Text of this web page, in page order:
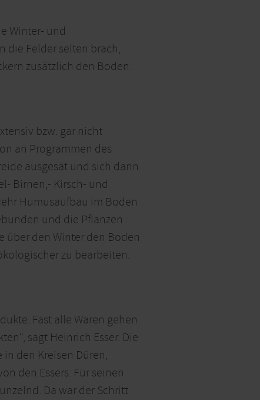
Winter- und
die Felder selten brach,
zusätzlich den Boden.
bzw. gar nicht
an Programmen des
ausgesät und sich dann
Birnen,- Kirsch- und
Humusaufbau im Boden
und die Pflanzen
über den Winter den Boden
zu bearbeiten.
Fast alle Waren gehen
sagt Heinrich Esser. Die
den Kreisen Düren,
den Essers. Für seinen
Da war der Schritt